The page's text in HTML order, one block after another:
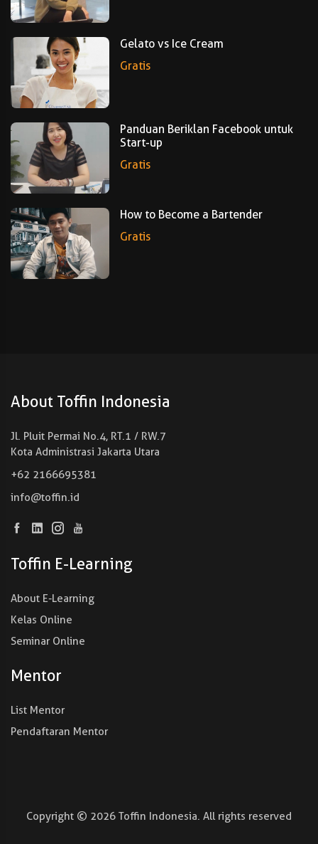
Gelato vs Ice Cream
Gratis
Panduan Beriklan Facebook untuk
Start-up
Gratis
How to Become a Bartender
Gratis
About Toffin Indonesia
Jl. Pluit Permai No.4, RT.1 / RW.7
Kota Administrasi Jakarta Utara
+62 2166695381
info@toffin.id
Toffin E-Learning
About E-Learning
Kelas Online
Seminar Online
Mentor
List Mentor
Pendaftaran Mentor
Copyright 2026 Toffin Indonesia. All rights reserved